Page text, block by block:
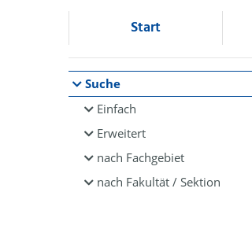
Start
Suche
Einfach
Erweitert
nach Fachgebiet
nach Fakultät / Sektion